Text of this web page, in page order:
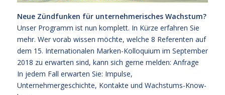
Neue Zündfunken für unternehmerisches Wachstum?
Unser Programm ist nun komplett. In Kürze erfahren Sie
mehr. Wer vorab wissen möchte, welche 8 Referenten auf
dem 15. Internationalen Marken-Kolloquium im September
2018 zu erwarten sind, kann sich gerne melden: Anfrage
In jedem Fall erwarten Sie: Impulse,
Unternehmergeschichte, Kontakte und Wachstums-Know-